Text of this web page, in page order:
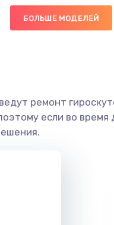
БОЛЬШЕ МОДЕЛЕЙ
ремонт
если во